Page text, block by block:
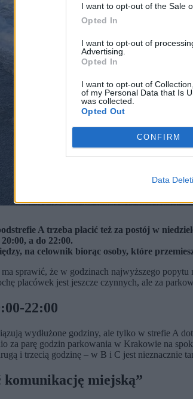
I want to opt-out of the Sale
Opted In
I want to opt-out of
Advertising.
Opted In
I want to opt-out of
of my Personal Data that Is
was collected.
Opted Out
CONFIRM
Data
A trzeba płacić też za postój w
a do 22:00.
na celownik biorąc osoby, które
sprawić, że w godzinach najwyższego
placówek jest jeszcze czynnych, ale za
22:00
wydłużone godziny, ale tylko w strefie A
za parę godzin parkowania w Krakowie na
i trzecią godzinę – w B i C jest nieznacznie
komunikację miejską”